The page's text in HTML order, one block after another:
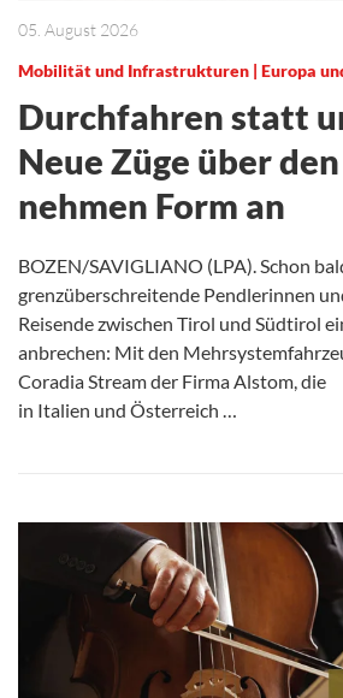
05. August 2026
Mobilität und Infrastrukturen | Europa
Durchfahren statt
Neue Züge über
nehmen Form an
BOZEN/SAVIGLIANO (LPA). Schon
grenzüberschreitende Pendlerinnen
Reisende zwischen Tirol und Südtirol
anbrechen: Mit den
Coradia Stream der Firma Alstom, die
in Italien und Österreich …